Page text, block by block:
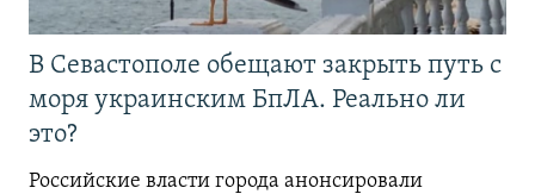
В Севастополе обещают закрыть путь с
моря украинским БпЛА. Реально ли
это?
Российские власти города анонсировали